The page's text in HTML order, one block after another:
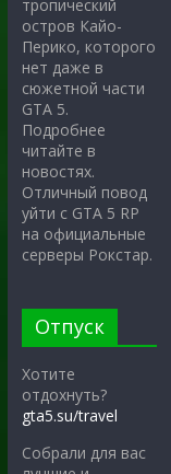
тропический
остров Кайо-
Перико, которого
нет даже в
сюжетной части
GTA 5.
Подробнее
читайте в
новостях.
Отличный повод
уйти с GTA 5 RP
на официальные
серверы Рокстар.
Отпуск
Хотите
отдохнуть?
gta5.su/travel
Собрали для вас